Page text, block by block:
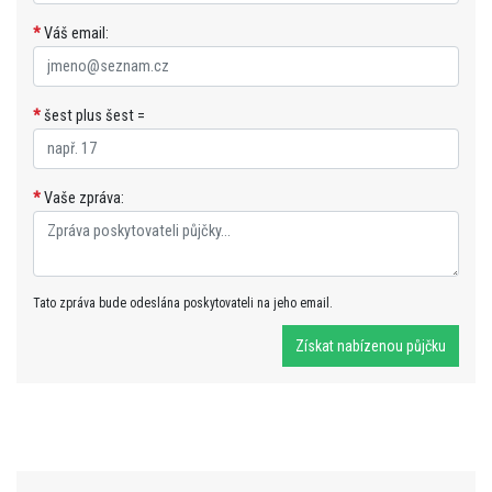
*Váš email:
*šest plus šest =
*Vaše zpráva:
Tato zpráva bude odeslána poskytovateli na jeho email.